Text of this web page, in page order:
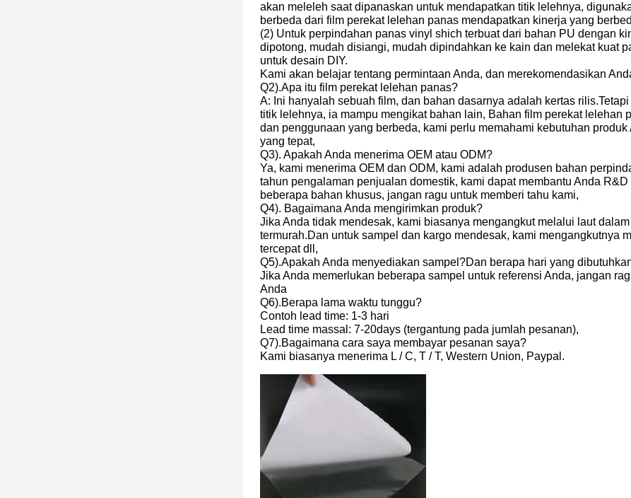
akan meleleh saat dipanaskan untuk mendapatkan titik lelehnya,
berbeda dari film perekat lelehan panas mendapatkan kinerja yang
(2) Untuk perpindahan panas vinyl shich terbuat dari bahan PU dengan
dipotong, mudah disiangi, mudah dipindahkan ke kain dan melekat kuat
untuk desain DIY.
Kami akan belajar tentang permintaan Anda, dan merekomendasikan
Q2).Apa itu film perekat lelehan panas?
A: Ini hanyalah sebuah film, dan bahan dasarnya adalah kertas
titik lelehnya, ia mampu mengikat bahan lain, Bahan film perekat lelehan
dan penggunaan yang berbeda, kami perlu memahami kebutuhan
yang tepat,
Q3). Apakah Anda menerima OEM atau ODM?
Ya, kami menerima OEM dan ODM, kami adalah produsen bahan
tahun pengalaman penjualan domestik, kami dapat membantu Anda
beberapa bahan khusus, jangan ragu untuk memberi tahu kami,
Q4). Bagaimana Anda mengirimkan produk?
Jika Anda tidak mendesak, kami biasanya mengangkut melalui laut
termurah.Dan untuk sampel dan kargo mendesak, kami mengangkutnya
tercepat dll,
Q5).Apakah Anda menyediakan sampel?Dan berapa hari yang
Jika Anda memerlukan beberapa sampel untuk referensi Anda, jangan
Anda
Q6).Berapa lama waktu tunggu?
Contoh lead time: 1-3 hari
Lead time massal: 7-20days (tergantung pada jumlah pesanan),
Q7).Bagaimana cara saya membayar pesanan saya?
Kami biasanya menerima L / C, T / T, Western Union, Paypal.